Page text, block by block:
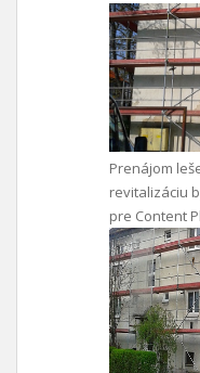
Prenájom
revitalizáciu
pre Content